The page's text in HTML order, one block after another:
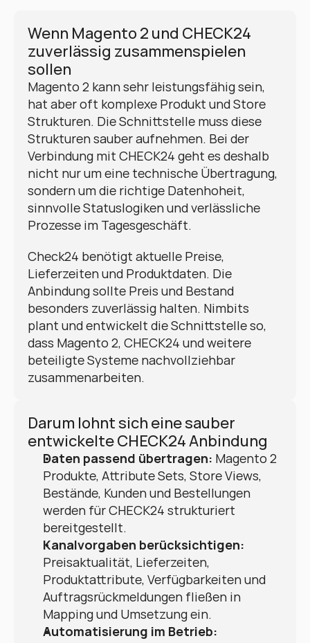
Wenn Magento 2 und CHECK24
zuverlässig zusammenspielen
sollen
Magento 2 kann sehr leistungsfähig sein,
hat aber oft komplexe Produkt und Store
Strukturen. Die Schnittstelle muss diese
Strukturen sauber aufnehmen. Bei der
Verbindung mit CHECK24 geht es deshalb
nicht nur um eine technische Übertragung,
sondern um die richtige Datenhoheit,
sinnvolle Statuslogiken und verlässliche
Prozesse im Tagesgeschäft.
Check24 benötigt aktuelle Preise,
Lieferzeiten und Produktdaten. Die
Anbindung sollte Preis und Bestand
besonders zuverlässig halten. Nimbits
plant und entwickelt die Schnittstelle so,
dass Magento 2, CHECK24 und weitere
beteiligte Systeme nachvollziehbar
zusammenarbeiten.
Darum lohnt sich eine sauber
entwickelte CHECK24 Anbindung
Daten passend übertragen: Magento 2
Produkte, Attribute Sets, Store Views,
Bestände, Kunden und Bestellungen
werden für CHECK24 strukturiert
bereitgestellt.
Kanalvorgaben berücksichtigen:
Preisaktualität, Lieferzeiten,
Produktattribute, Verfügbarkeiten und
Auftragsrückmeldungen fließen in
Mapping und Umsetzung ein.
Automatisierung im Betrieb: